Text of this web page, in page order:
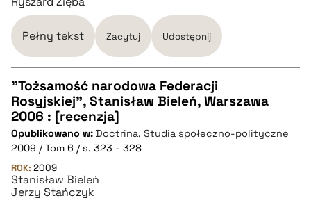
BIBTEX
pobierz cytat
Pełny tekst Zacytuj Udostępnij
CZYSTY TEKST
pobierz cytat
"Tożsamość narodowa Federacji
Rosyjskiej", Stanisław Bieleń, Warszawa
2006 : [recenzja]
Opublikowano w: Doctrina. Studia społeczno-polityczne
2009 / Tom 6 / s. 323 - 328
ROK: 2009
Stanisław Bieleń
Jerzy Stańczyk